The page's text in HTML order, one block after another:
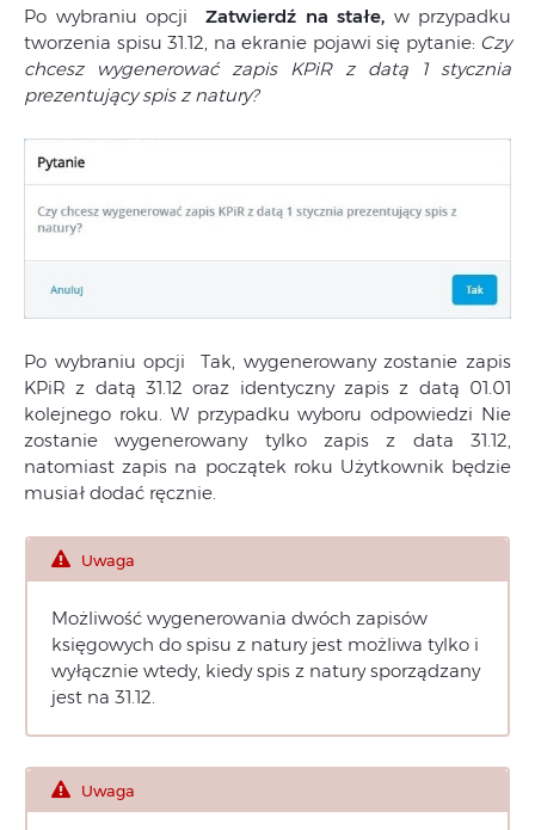
Po wybraniu opcji Zatwierdź na stałe, w przypadku
tworzenia spisu 31.12, na ekranie pojawi się pytanie: Czy
chcesz wygenerować zapis KPiR z datą 1 stycznia
prezentujący spis z natury?
Po wybraniu opcji Tak, wygenerowany zostanie zapis
KPiR z datą 31.12 oraz identyczny zapis z datą 01.01
kolejnego roku. W przypadku wyboru odpowiedzi Nie
zostanie wygenerowany tylko zapis z data 31.12,
natomiast zapis na początek roku Użytkownik będzie
musiał dodać ręcznie.
Uwaga
Możliwość wygenerowania dwóch zapisów
księgowych do spisu z natury jest możliwa tylko i
wyłącznie wtedy, kiedy spis z natury sporządzany
jest na 31.12.
Uwaga